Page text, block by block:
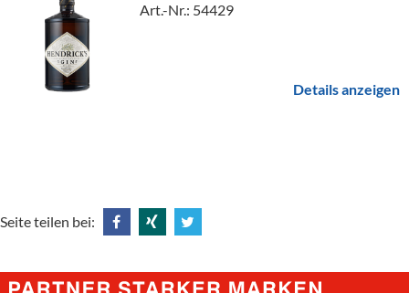
Art.-Nr.: 54429
Details anzeigen
Seite teilen bei:
@
@
@